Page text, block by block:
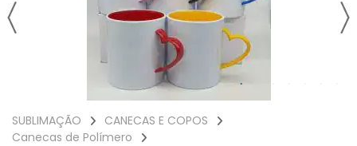
SUBLIMAÇÃO
CANECAS E COPOS
Canecas de Polímero